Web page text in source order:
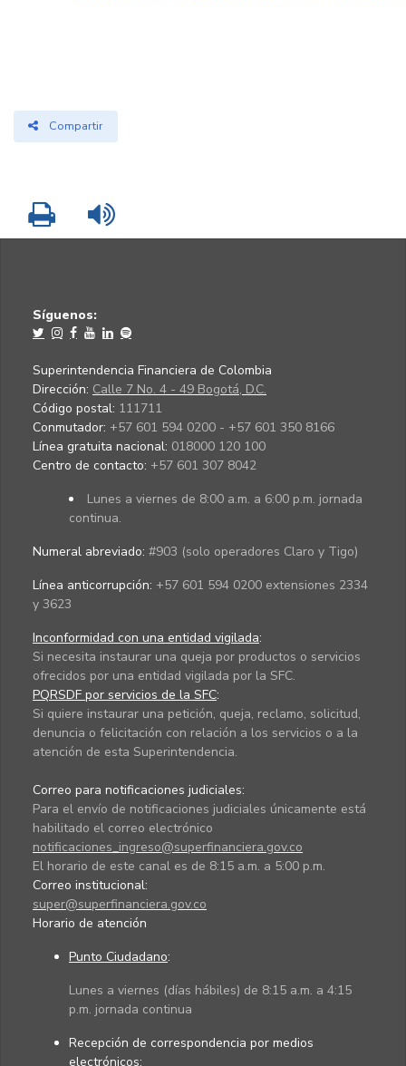
Compartir
Imprimir
Síguenos:
Superintendencia Financiera de Colombia
Dirección: Calle 7 No. 4 - 49 Bogotá, D.C.
Código postal: 111711
Conmutador: +57 601 594 0200 - +57 601 350 8166
Línea gratuita nacional: 018000 120 100
Centro de contacto: +57 601 307 8042
Lunes a viernes de 8:00 a.m. a 6:00 p.m. jornada
continua.
Numeral abreviado: #903 (solo operadores Claro y Tigo)
Línea anticorrupción: +57 601 594 0200 extensiones 2334
y 3623
Inconformidad con una entidad vigilada:
Si necesita instaurar una queja por productos o servicios
ofrecidos por una entidad vigilada por la SFC.
PQRSDF por servicios de la SFC:
Si quiere instaurar una petición, queja, reclamo, solicitud,
denuncia o felicitación con relación a los servicios o a la
atención de esta Superintendencia.
Correo para notificaciones judiciales:
Para el envío de notificaciones judiciales únicamente está
habilitado el correo electrónico
notificaciones_ingreso@superfinanciera.gov.co
El horario de este canal es de 8:15 a.m. a 5:00 p.m.
Correo institucional:
super@superfinanciera.gov.co
Horario de atención
Punto Ciudadano:
Lunes a viernes (días hábiles) de 8:15 a.m. a 4:15
p.m. jornada continua
Recepción de correspondencia por medios
electrónicos: